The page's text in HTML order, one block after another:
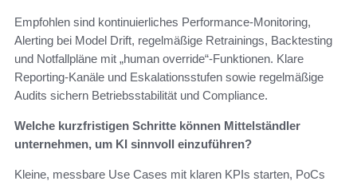
Empfohlen sind kontinuierliches Performance-Monitoring,
Alerting bei Model Drift, regelmäßige Retrainings, Backtesting
und Notfallpläne mit „human override“-Funktionen. Klare
Reporting-Kanäle und Eskalationsstufen sowie regelmäßige
Audits sichern Betriebsstabilität und Compliance.
Welche kurzfristigen Schritte können Mittelständler
unternehmen, um KI sinnvoll einzuführen?
Kleine, messbare Use Cases mit klaren KPIs starten, PoCs